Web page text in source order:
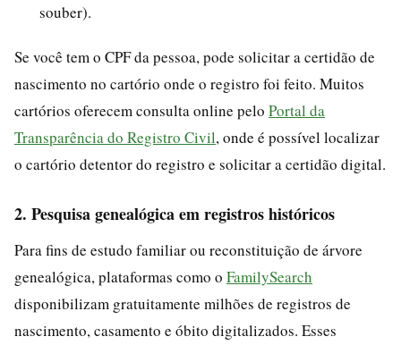
souber).
Se você tem o CPF da pessoa, pode solicitar a certidão de
nascimento no cartório onde o registro foi feito. Muitos
cartórios oferecem consulta online pelo Portal da
Transparência do Registro Civil, onde é possível localizar
o cartório detentor do registro e solicitar a certidão digital.
2. Pesquisa genealógica em registros históricos
Para fins de estudo familiar ou reconstituição de árvore
genealógica, plataformas como o FamilySearch
disponibilizam gratuitamente milhões de registros de
nascimento, casamento e óbito digitalizados. Esses